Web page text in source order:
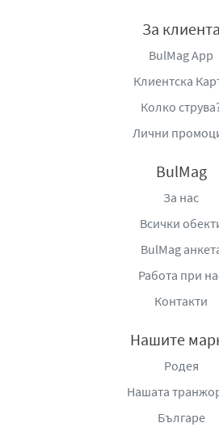
За клиента
BulMag App
Клиентска
Колко
Лични
BulMag
За нас
Всички
BulMag
Работа при
Контакти
Нашите
Родея
Нашата
Българе